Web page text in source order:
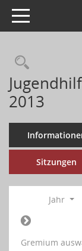
Toggle navigation
2013
Sitzungen
Jahr
Gremium